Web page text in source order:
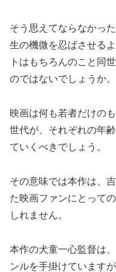
そう思えてならなかっ
生の機微を忍ばさせる
トはもちろんのこと同
のではないでしょうか。
映画は何も若者だけの
世代が、それぞれの年
ていくべきでしょう。
その意味では本作は、
た映画ファンにとって
しれません。
本作の犬童一心監督は
ンルを手掛けています